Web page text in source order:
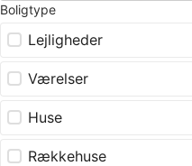
Boligtype
Lejligheder
Værelser
Huse
Rækkehuse